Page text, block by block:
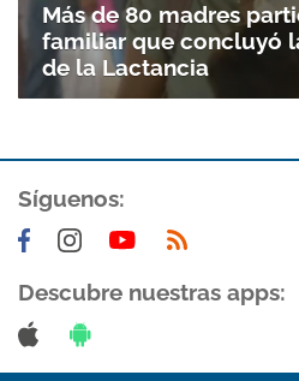
Más de 80 madres
familiar que concluyó
de la Lactancia
Síguenos:
Descubre nuestras apps: